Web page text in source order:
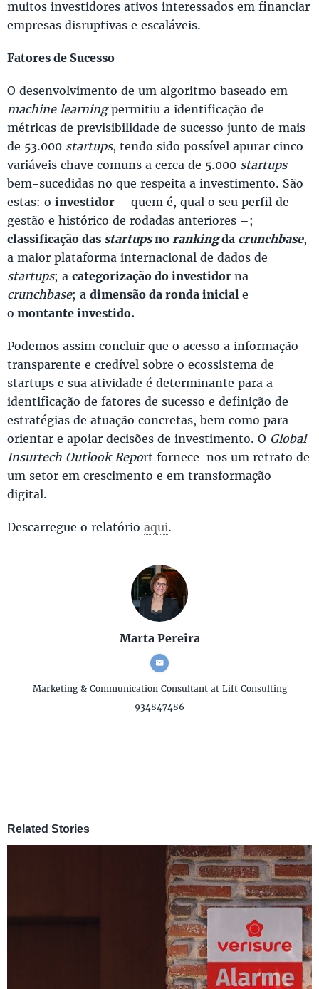
muitos investidores ativos interessados em financiar
empresas disruptivas e escaláveis.
Fatores de Sucesso
O desenvolvimento de um algoritmo baseado em
machine learningpermitiu a identificação de
métricas de previsibilidade de sucesso junto de mais
de 53.000 startups, tendo sido possível apurar cinco
variáveis chave comuns a cerca de 5.000 startups
bem-sucedidas no que respeita a investimento. São
estas: o investidor – quem é, qual o seu perfil de
gestão e histórico de rodadas anteriores –;
classificação das startupsnorankingda crunchbase,
a maior plataforma internacional de dados de
startups; a categorização do investidorna
crunchbase; a dimensão da ronda iniciale
o montante investido.
Podemos assim concluir que o acesso a informação
transparente e credível sobre o ecossistema de
startups e sua atividade é determinante para a
identificação de fatores de sucesso e definição de
estratégias de atuação concretas, bem como para
orientar e apoiar decisões de investimento. O Global
Insurtech Outlook Report fornece-nos um retrato de
um setor em crescimento e em transformação
digital.
Descarregue o relatório aqui.
Marta Pereira
Marketing & Communication Consultantat Lift Consulting
934847486
Related Stories